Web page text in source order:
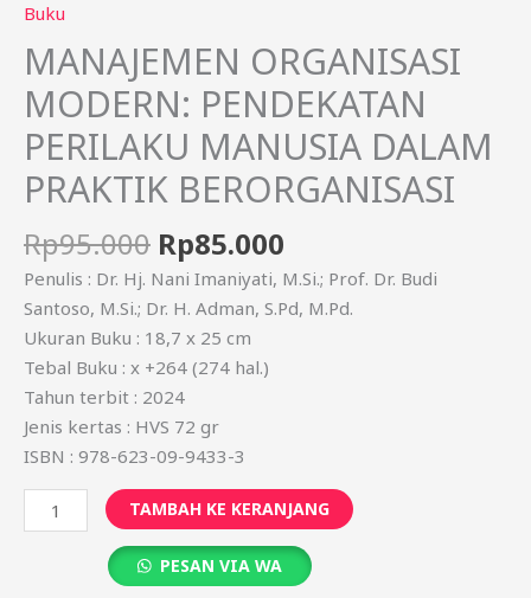
Buku
MANAJEMEN ORGANISASI
MODERN: PENDEKATAN
PERILAKU MANUSIA DALAM
PRAKTIK BERORGANISASI
Rp95.000 Rp85.000
Penulis : Dr. Hj. Nani Imaniyati, M.Si.; Prof. Dr. Budi
Santoso, M.Si.; Dr. H. Adman, S.Pd, M.Pd.
Ukuran Buku : 18,7 x 25 cm
Tebal Buku : x +264 (274 hal.)
Tahun terbit : 2024
Jenis kertas : HVS 72 gr
ISBN : 978-623-09-9433-3
TAMBAH KE KERANJANG
PESAN VIA WA